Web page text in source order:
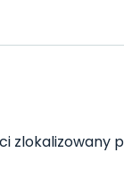
zlokalizowany